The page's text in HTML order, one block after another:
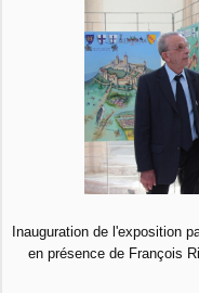
Inauguration de l'exposition
en présence de François